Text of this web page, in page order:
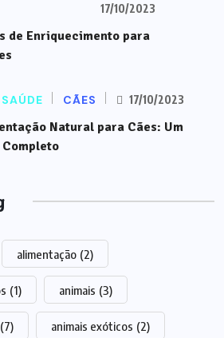
17/10/2023
de Enriquecimento para
CÃES 17/10/2023
Natural para Cães: Um
Completo
alimentação (2)
(1) animais (3)
(7) animais exóticos (2)